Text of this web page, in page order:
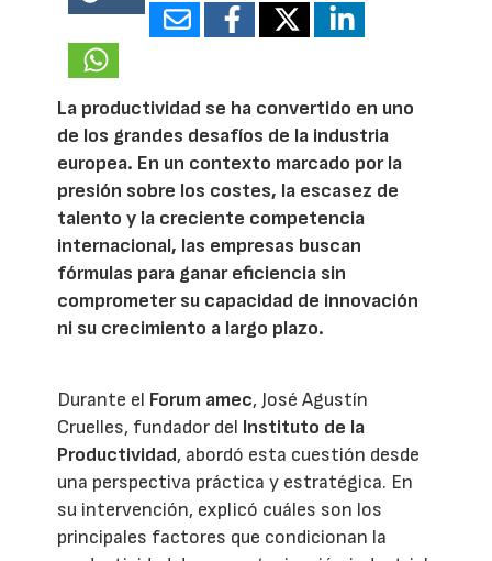
18527
La productividad se ha convertido en uno
de los grandes desafíos de la industria
europea. En un contexto marcado por la
presión sobre los costes, la escasez de
talento y la creciente competencia
internacional, las empresas buscan
fórmulas para ganar eficiencia sin
comprometer su capacidad de innovación
ni su crecimiento a largo plazo.
Durante el Forum amec, José Agustín
Cruelles, fundador del Instituto de la
Productividad, abordó esta cuestión desde
una perspectiva práctica y estratégica. En
su intervención, explicó cuáles son los
principales factores que condicionan la